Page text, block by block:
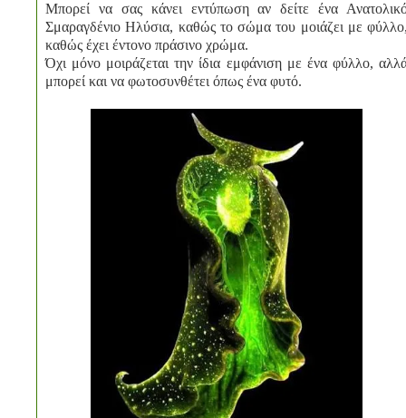
Μπορεί να σας κάνει εντύπωση αν δείτε ένα
Σμαραγδένιο Ηλύσια, καθώς το σώμα του μοιάζει με
καθώς έχει έντονο πράσινο χρώμα.
Όχι μόνο μοιράζεται την ίδια εμφάνιση με ένα φύλλο,
μπορεί και να φωτοσυνθέτει όπως ένα φυτό.